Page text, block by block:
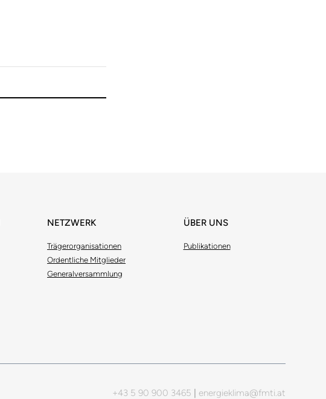
NETZWERK
Trägerorganisationen
Ordentliche Mitglieder
Generalversammlung
ÜBER UNS
Publikationen
+43 5 90 900 3465 energieklima@fmti.at